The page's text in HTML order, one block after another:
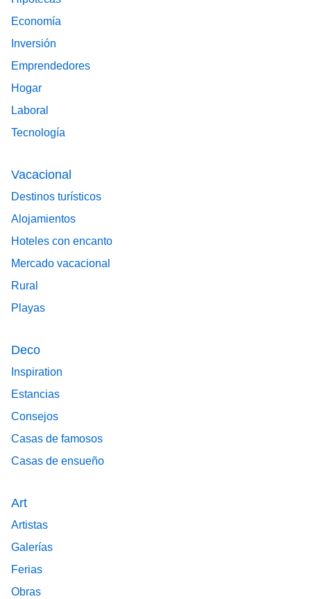
Economía
Inversión
Emprendedores
Hogar
Laboral
Tecnología
Vacacional
Destinos turísticos
Alojamientos
Hoteles con encanto
Mercado vacacional
Rural
Playas
Deco
Inspiration
Estancias
Consejos
Casas de famosos
Casas de ensueño
Art
Artistas
Galerías
Ferias
Obras